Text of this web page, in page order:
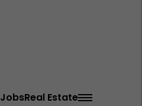
JobsReal Estate